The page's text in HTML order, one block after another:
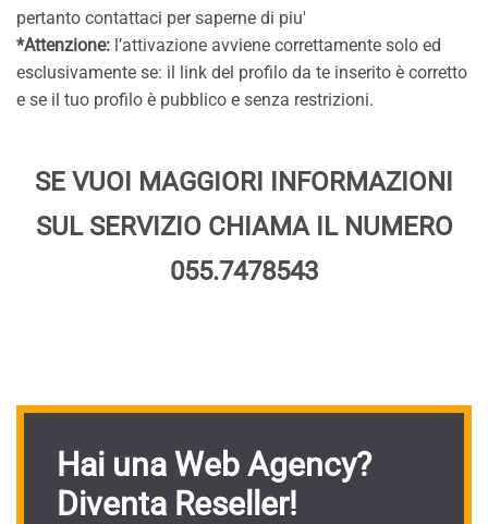
pertanto contattaci per saperne di piu'
*Attenzione: l’attivazione avviene correttamente solo ed
esclusivamente se: il link del profilo da te inserito è corretto
e se il tuo profilo è pubblico e senza restrizioni.
SE VUOI MAGGIORI INFORMAZIONI
SUL SERVIZIO CHIAMA IL NUMERO
055.7478543
Hai una Web Agency?
Diventa Reseller!